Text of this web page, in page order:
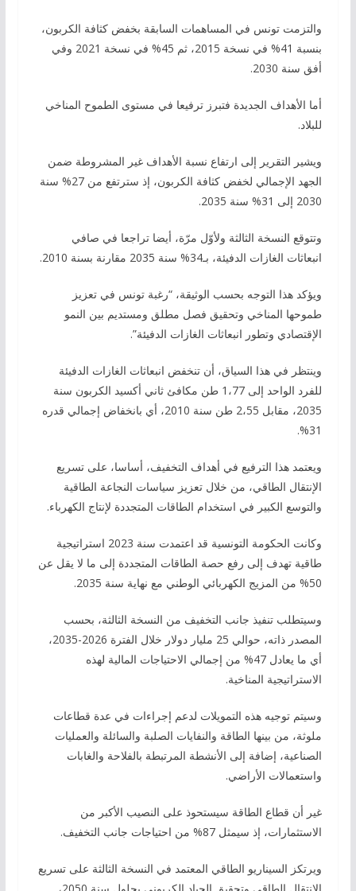
والتزمت تونس في المساهمات السابقة بخفض كثافة الكربون،
بنسبة 41% في نسخة 2015، ثم 45% في نسخة 2021 وفي
أفق سنة 2030.
أما الأهداف الجديدة فتبرز ترفيعا في مستوى الطموح المناخي
للبلاد.
ويشير التقرير إلى ارتفاع نسبة الأهداف غير المشروطة ضمن
الجهد الإجمالي لخفض كثافة الكربون، إذ سترتفع من 27% سنة
2030 إلى 31% سنة 2035.
وتتوقع النسخة الثالثة ولأوّل مرّة، أيضا تراجعا في صافي
انبعاثات الغازات الدفيئة، بـ34% سنة 2035 مقارنة بسنة 2010.
ويؤكد هذا التوجه بحسب الوثيقة، “رغبة تونس في تعزيز
طموحها المناخي وتحقيق فصل مطلق ومستديم بين النمو
الإقتصادي وتطور انبعاثات الغازات الدفيئة”.
وينتظر في هذا السياق، أن تنخفض انبعاثات الغازات الدفيئة
للفرد الواحد إلى 1،77 طن مكافئ ثاني أكسيد الكربون سنة
2035، مقابل 2،55 طن سنة 2010، أي بانخفاض إجمالي قدره
31%.
ويعتمد هذا الترفيع في أهداف التخفيف، أساسا، على تسريع
الإنتقال الطاقي، من خلال تعزيز سياسات النجاعة الطاقية
والتوسع الكبير في استخدام الطاقات المتجددة لإنتاج الكهرباء.
وكانت الحكومة التونسية قد اعتمدت سنة 2023 استراتيجية
طاقية تهدف إلى رفع حصة الطاقات المتجددة إلى ما لا يقل عن
50% من المزيج الكهربائي الوطني مع نهاية سنة 2035.
وسيتطلب تنفيذ جانب التخفيف من النسخة الثالثة، بحسب
المصدر ذاته، حوالي 25 مليار دولار خلال الفترة 2026-2035،
أي ما يعادل 47% من إجمالي الاحتياجات المالية لهذه
الاستراتيجية المناخية.
وسيتم توجيه هذه التمويلات لدعم إجراءات في عدة قطاعات
ملوثة، من بينها الطاقة والنفايات الصلبة والسائلة والعمليات
الصناعية، إضافة إلى الأنشطة المرتبطة بالفلاحة والغابات
واستعمالات الأراضي.
غير أن قطاع الطاقة سيستحوذ على النصيب الأكبر من
الاستثمارات، إذ سيمثل 87% من احتياجات جانب التخفيف.
ويرتكز السيناريو الطاقي المعتمد في النسخة الثالثة على تسريع